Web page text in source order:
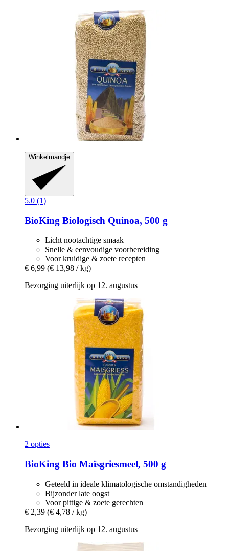
Winkelmandje
5.0 (1)
BioKing Biologisch Quinoa, 500 g
Licht nootachtige smaak
Snelle & eenvoudige voorbereiding
Voor kruidige & zoete recepten
€ 6,99 (€ 13,98 / kg)
Bezorging uiterlijk op 12. augustus
2 opties
BioKing Bio Maïsgriesmeel, 500 g
Geteeld in ideale klimatologische omstandigheden
Bijzonder late oogst
Voor pittige & zoete gerechten
€ 2,39 (€ 4,78 / kg)
Bezorging uiterlijk op 12. augustus